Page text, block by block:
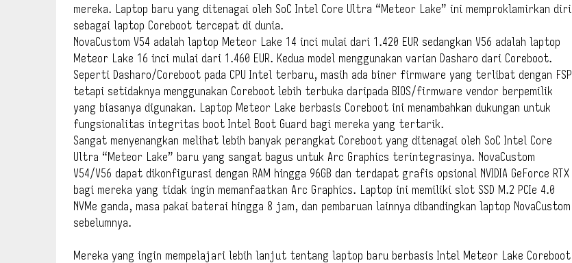
mereka. Laptop baru yang ditenagai oleh SoC Intel Core Ultra “Meteor Lake” ini memproklamirkan diri
sebagai laptop Coreboot tercepat di dunia.
NovaCustom V54 adalah laptop Meteor Lake 14 inci mulai dari 1.420 EUR sedangkan V56 adalah laptop
Meteor Lake 16 inci mulai dari 1.460 EUR. Kedua model menggunakan varian Dasharo dari Coreboot.
Seperti Dasharo/Coreboot pada CPU Intel terbaru, masih ada biner firmware yang terlibat dengan FSP
tetapi setidaknya menggunakan Coreboot lebih terbuka daripada BIOS/firmware vendor berpemilik
yang biasanya digunakan. Laptop Meteor Lake berbasis Coreboot ini menambahkan dukungan untuk
fungsionalitas integritas boot Intel Boot Guard bagi mereka yang tertarik.
Sangat menyenangkan melihat lebih banyak perangkat Coreboot yang ditenagai oleh SoC Intel Core
Ultra “Meteor Lake” baru yang sangat bagus untuk Arc Graphics terintegrasinya. NovaCustom
V54/V56 dapat dikonfigurasi dengan RAM hingga 96GB dan terdapat grafis opsional NVIDIA GeForce RTX
bagi mereka yang tidak ingin memanfaatkan Arc Graphics. Laptop ini memiliki slot SSD M.2 PCIe 4.0
NVMe ganda, masa pakai baterai hingga 8 jam, dan pembaruan lainnya dibandingkan laptop NovaCustom
sebelumnya.
Mereka yang ingin mempelajari lebih lanjut tentang laptop baru berbasis Intel Meteor Lake Coreboot